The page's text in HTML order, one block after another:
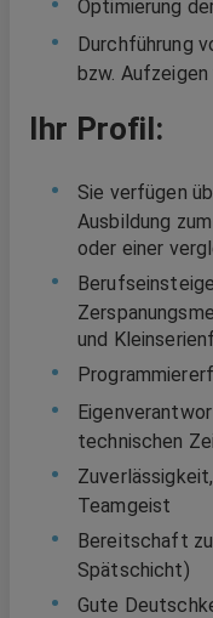
Optimierung
Durchführung
bzw.
Ihr Profil:
Sie verfügen
Ausbildung
oder einer
und
technischen
Teamgeist
Bereitschaft
Spätschicht)
Gute